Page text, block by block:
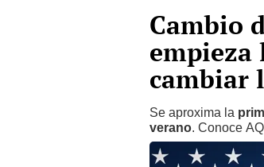
Cambio
empieza
cambiar
Se aproxima la
verano. Conoce